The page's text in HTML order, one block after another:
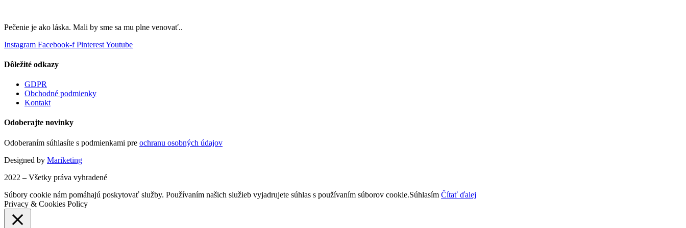
Pečenie je ako láska. Mali by sme sa mu plne venovať..
Instagram Facebook-f PinterestYoutube
Dôležité odkazy
GDPR
Obchodné podmienky
Kontakt
Odoberajte novinky
Odoberaním súhlasíte s podmienkami pre ochranu osobných údajov
Designed by Mariketing
2022 – Všetky práva vyhradené
Súbory cookie nám pomáhajú poskytovať služby. Používaním našich služieb vyjadrujete súhlas s používaním súborov cookie.Súhlasím Čítať ďalej
Privacy & Cookies Policy